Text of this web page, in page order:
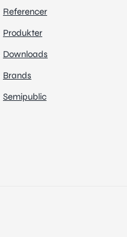
Referencer
Produkter
Downloads
Brands
Semipublic